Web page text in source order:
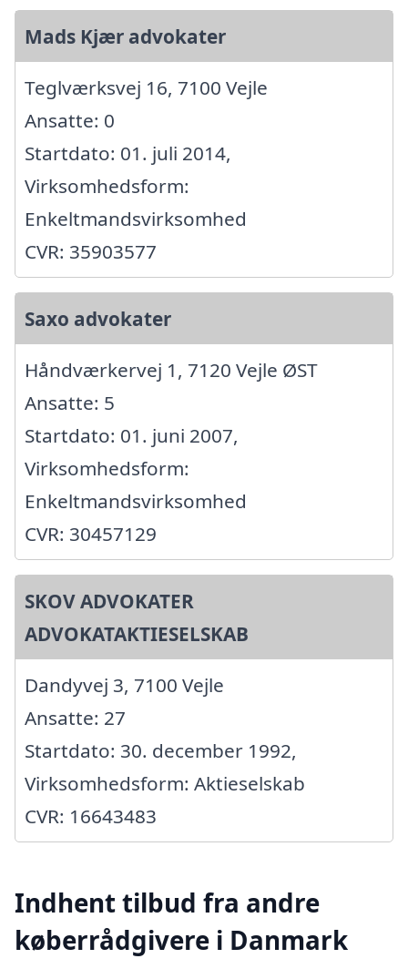
Mads Kjær advokater
Teglværksvej 16, 7100 Vejle
Ansatte: 0
Startdato: 01. juli 2014,
Virksomhedsform:
Enkeltmandsvirksomhed
CVR: 35903577
Saxo advokater
Håndværkervej 1, 7120 Vejle ØST
Ansatte: 5
Startdato: 01. juni 2007,
Virksomhedsform:
Enkeltmandsvirksomhed
CVR: 30457129
SKOV ADVOKATER
ADVOKATAKTIESELSKAB
Dandyvej 3, 7100 Vejle
Ansatte: 27
Startdato: 30. december 1992,
Virksomhedsform: Aktieselskab
CVR: 16643483
Indhent tilbud fra andre
køberrådgivere i Danmark